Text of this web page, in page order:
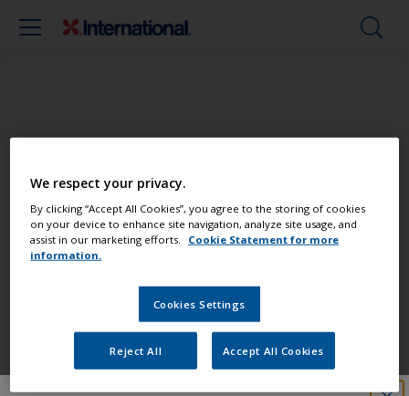
Finden Sie die besten Produkte, um Ihr
Boot in einem großartigem Zustand zu
erhalten
Erhalten Sie allen notwendigen
Support, um Anstricharbeiten mit
Zuversicht auszuführen
We respect your privacy.
By clicking “Accept All Cookies”, you agree to the storing of cookies
on your device to enhance site navigation, analyze site usage, and
assist in our marketing efforts. Cookie Statement for more
information.
Cookies Settings
Reject All Accept All Cookies